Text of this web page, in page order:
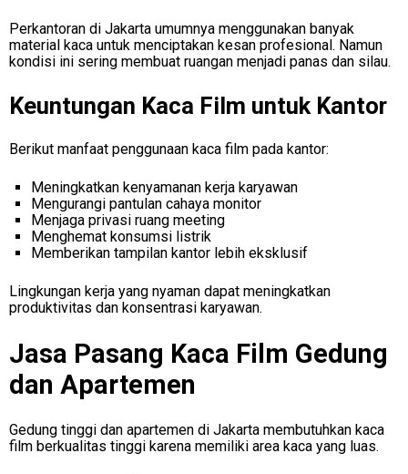
Perkantoran di Jakarta umumnya menggunakan banyak
material kaca untuk menciptakan kesan profesional. Namun
kondisi ini sering membuat ruangan menjadi panas dan silau.
Keuntungan Kaca Film untuk Kantor
Berikut manfaat penggunaan kaca film pada kantor:
Meningkatkan kenyamanan kerja karyawan
Mengurangi pantulan cahaya monitor
Menjaga privasi ruang meeting
Menghemat konsumsi listrik
Memberikan tampilan kantor lebih eksklusif
Lingkungan kerja yang nyaman dapat meningkatkan
produktivitas dan konsentrasi karyawan.
Jasa Pasang Kaca Film Gedung
dan Apartemen
Gedung tinggi dan apartemen di Jakarta membutuhkan kaca
film berkualitas tinggi karena memiliki area kaca yang luas.